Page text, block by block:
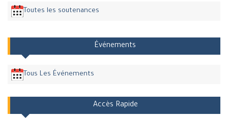
Toutes les soutenances
Événements
Tous Les Événements
Accès Rapide